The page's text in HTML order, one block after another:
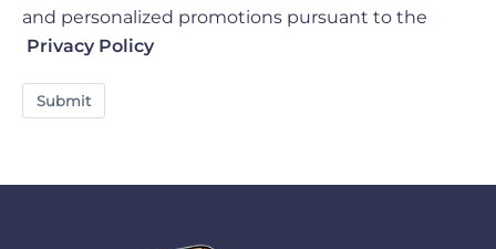
and personalized promotions pursuant to the
Privacy Policy
Submit